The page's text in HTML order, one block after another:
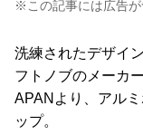
※この記事には広告が
洗練されたデザイ
フトノブのメーカ
APANより、アル
ップ。